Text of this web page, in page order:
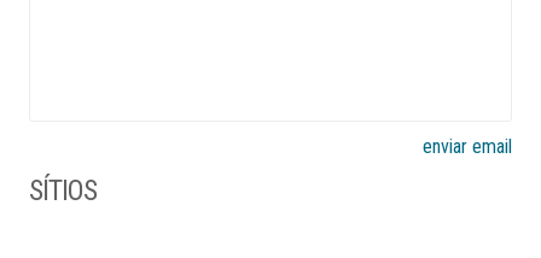
enviar email
SÍTIOS